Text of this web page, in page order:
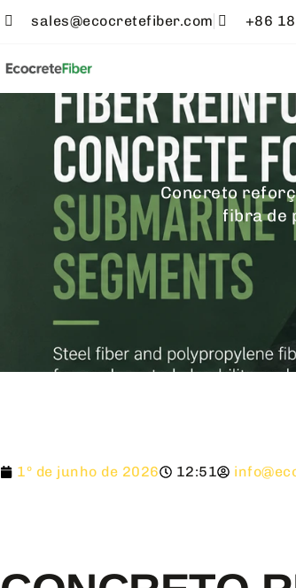
sales@ecocretefiber.com +86
Concreto
fibra de
1º de junho de 2026 12:51